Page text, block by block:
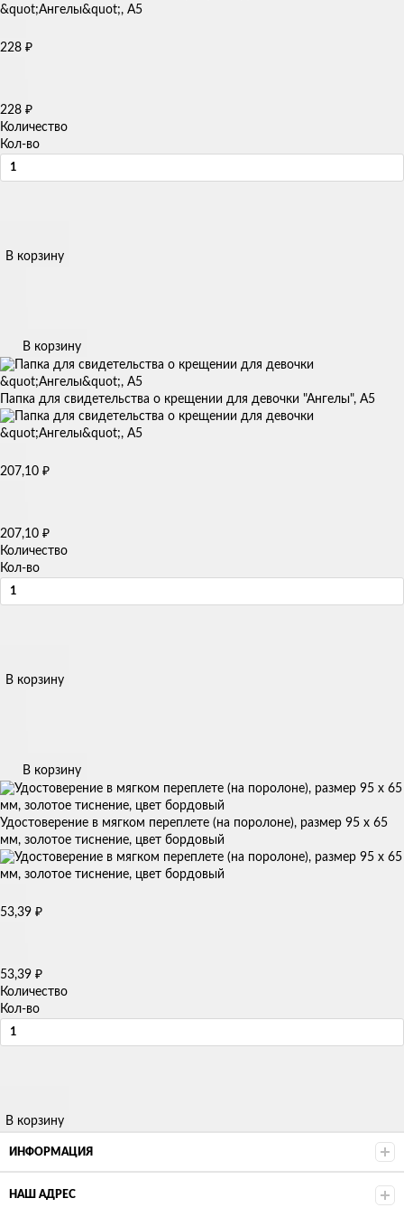
228 ₽
228 ₽
Количество
Кол-во
В корзину
В корзину
Папка для свидетельства о крещении для девочки "Ангелы", А5
207,10 ₽
207,10 ₽
Количество
Кол-во
В корзину
В корзину
Удостоверение в мягком переплете (на поролоне), размер 95 х 65
мм, золотое тиснение, цвет бордовый
53,39 ₽
53,39 ₽
Количество
Кол-во
В корзину
ИНФОРМАЦИЯ
НАШ АДРЕС